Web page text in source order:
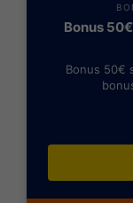
Bonus
Bonus 50€